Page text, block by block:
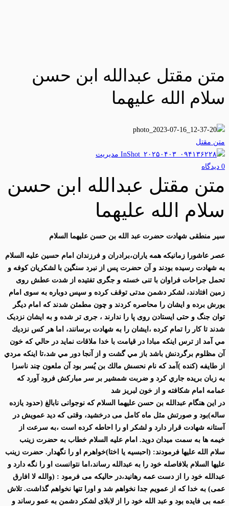
متن مقتل عبدالله ابن حسن
سلام الله علیهما
متن مقتل
مدیریت
0 دیدگاه‌
متن مقتل عبدالله ابن حسن
سلام الله علیهما
سیر منطقی شهادت حضرت عبد الله بن حسن علیهما السلام
عصر عاشورا زمانیکه همه یاران،برادران و فرزندان امام حسین علیه السلام
به شهادت رسیده بودند و آن حضرت پس از نبرد سنگین با لشکریان کوفه و
تحمل جراحات فراوان با تنی خسته و جگری تفتیده از شدت عطش روی
زمین افتادند، لشکر دشمن مدتی توقف کرده و سپس دوباره به سوی امام
یورش برده و ایشان را محاصره کردند و چون مطمئن شدند که امام دیگر
توان جنگ و حتی ایستادن روی پا را ندارند ، جری تر شده و به ایشان نزدیک
شدند تا کار را تمام کرده ،ایشان را به شهادت برسانند، اما هر كس نزديك
مي آمد از ترس اينكه مبادا در قيامت با خدا ملاقات نمايد در حالي كه خون
آن مظلوم برگردنش باشد باز مي گشت و از آنجا دور مي شد،تا اینكه مردي
از طايفه (كنده )آمد كه نام نحسش مالك بن يُسر بود آن ملعون چند ناسزا
به زبان بريده جاري كرد و ضربت شمشير بر سر مباركش فرود آورد كه
عمامه امام شكافته و از خون لبريز شد
در این هنگام عبدالله بن حسن علیهما السلام که نوجوانی نابالغ (حدود یازده
ساله)بود و صورتش مثل ماه کامل می درخشید، وقتی که دید عمویش در
آستانه شهادت قرار دارد و لشکر او را احاطه کرده است ،به سرعت از
خیمه ها به سمت میدان دوید. امام علیه السلام خطاب به حضرت زینب
سلام الله علیها فرمودند: (احبسیه یا اختا)خواهرم او را نگهدار. حضرت زینب
علیها السلام بلافاصله خود را به عبدالله رساند،اما نتوانست او را نگه دارد و
عبدالله خود را از دست عمه رهانید،در حالیکه می فرمود : (والله لا افارق
عمی) به خدا که از عمویم جدا نخواهم شد و اورا تنها نخواهم گذاشت. تلاش
عمه بی فایده بود و عبد الله خود را از لابلای لشکر دشمن به عمو رساند و